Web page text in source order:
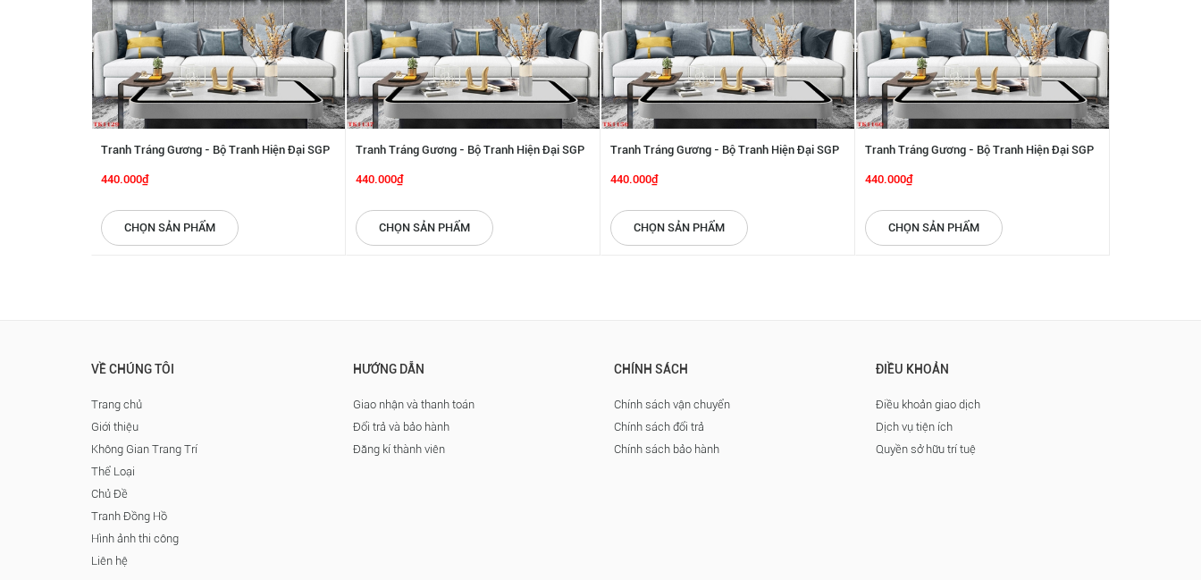
Tranh Tráng Gương - Bộ Tranh Hiện Đại SGP
2192215
440.000₫
CHỌN SẢN PHẨM
Tranh Tráng Gương - Bộ Tranh Hiện Đại SGP
2192214
440.000₫
CHỌN SẢN PHẨM
Tranh Tráng Gương - Bộ Tranh Hiện Đại SGP
2192213
440.000₫
CHỌN SẢN PHẨM
Tranh Tráng Gương - Bộ Tranh Hiện Đại SGP
2192212
440.000₫
CHỌN SẢN PHẨM
VỀ CHÚNG TÔI
Trang chủ
Giới thiệu
Không Gian Trang Trí
Thể Loại
Chủ Đề
Tranh Đồng Hồ
Hình ảnh thi công
Liên hệ
HƯỚNG DẪN
Giao nhận và thanh toán
Đổi trả và bảo hành
Đăng kí thành viên
CHÍNH SÁCH
Chính sách vận chuyển
Chính sách đổi trả
Chính sách bảo hành
ĐIỀU KHOẢN
Điều khoản giao dịch
Dịch vụ tiện ích
Quyền sở hữu trí tuệ